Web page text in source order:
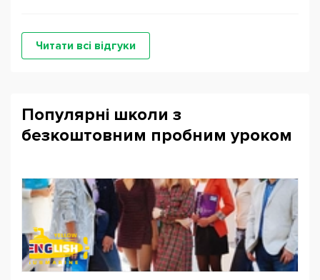
Читати всі відгуки
Популярні школи з
безкоштовним пробним уроком